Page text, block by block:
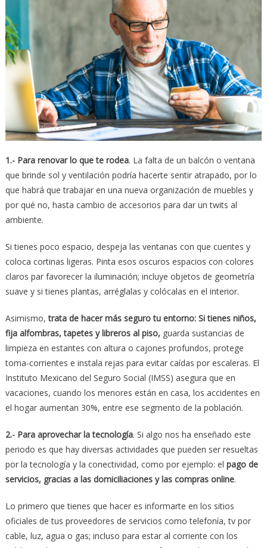
1.- Para renovar lo que te rodea. La falta de un balcón o ventana
que brinde sol y ventilación podría hacerte sentir atrapado, por lo
que habrá que trabajar en una nueva organización de muebles y
por qué no, hasta cambio de accesorios para dar un twits al
ambiente.
Si tienes poco espacio, despeja las ventanas con que cuentes y
coloca cortinas ligeras. Pinta esos oscuros espacios con colores
claros par favorecer la iluminación; incluye objetos de geometría
suave y si tienes plantas, arréglalas y colócalas en el interior.
Asimismo, trata de hacer más seguro tu entorno: Si tienes niños,
fija alfombras, tapetes y libreros al piso, guarda sustancias de
limpieza en estantes con altura o cajones profundos, protege
toma-corrientes e instala rejas para evitar caídas por escaleras. El
Instituto Mexicano del Seguro Social (IMSS) asegura que en
vacaciones, cuando los menores están en casa, los accidentes en
el hogar aumentan 30%, entre ese segmento de la población.
2.- Para aprovechar la tecnología. Si algo nos ha enseñado este
periodo es que hay diversas actividades que pueden ser resueltas
por la tecnología y la conectividad, como por ejemplo: el pago de
servicios, gracias a las domiciliaciones y las compras online.
Lo primero que tienes que hacer es informarte en los sitios
oficiales de tus proveedores de servicios como telefonía, tv por
cable, luz, agua o gas; incluso para estar al corriente con los